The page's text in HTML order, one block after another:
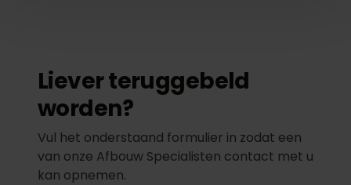
Liever teruggebeld
worden?
Vul het onderstaand formulier in zodat een
van onze Afbouw Specialisten contact met u
kan opnemen.